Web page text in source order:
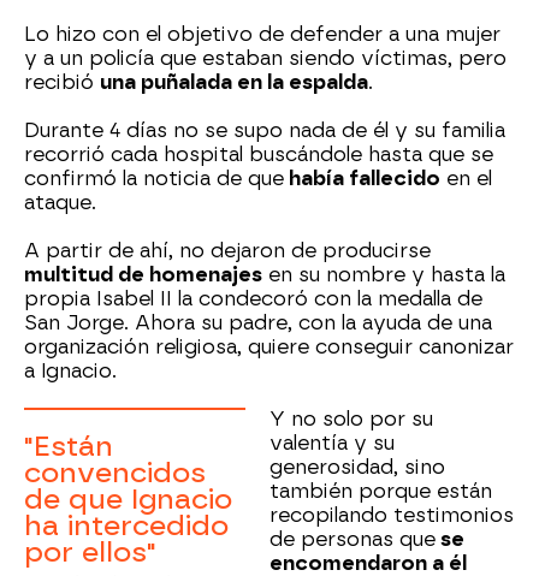
Lo hizo con el objetivo de defender a una mujer
y a un policía que estaban siendo víctimas, pero
recibió una puñalada en la espalda.
Durante 4 días no se supo nada de él y su familia
recorrió cada hospital buscándole hasta que se
confirmó la noticia de que había fallecido en el
ataque.
A partir de ahí, no dejaron de producirse
multitud de homenajes en su nombre y hasta la
propia Isabel II la condecoró con la medalla de
San Jorge. Ahora su padre, con la ayuda de una
organización religiosa, quiere conseguir canonizar
a Ignacio.
"Están
convencidos
de que Ignacio
ha intercedido
por ellos"
Y no solo por su
valentía y su
generosidad, sino
también porque están
recopilando testimonios
de personas que se
encomendaron a él